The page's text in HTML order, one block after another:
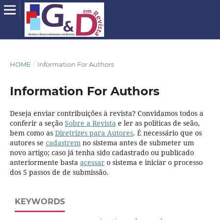
HOME / Information For Authors
Information For Authors
Deseja enviar contribuições à revista? Convidamos todos a
conferir a seção Sobre a Revistae ler as políticas de seão,
bem como as Diretrizes para Autores. É necessário que os
autores se cadastremno sistema antes de submeter um
novo artigo; caso já tenha sido cadastrado ou publicado
anteriormente basta acessaro sistema e iniciar o processo
dos 5 passos de de submissão.
KEYWORDS